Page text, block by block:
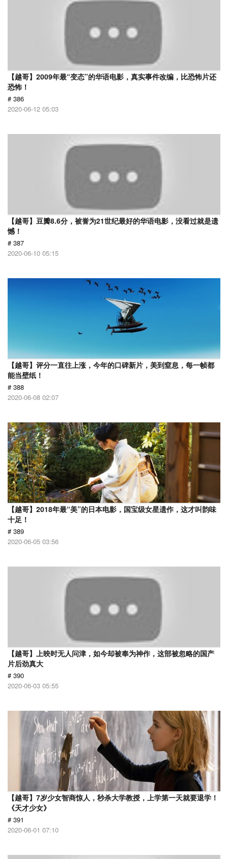
【越哥】2009年最“变态”的华语电影，真实事件改编，比恐怖片还
恐怖！
# 386
2020-06-12 05:03
【越哥】豆瓣8.6分，被誉为21世纪最好的华语电影，没看过就是遗
憾！
# 387
2020-06-10 05:15
【越哥】评分一直往上涨，今年的口碑新片，美到窒息，每一帧都
能当壁纸！
# 388
2020-06-08 02:07
【越哥】2018年最“美”的日本电影，国宝级女星遗作，这才叫韵味
十足！
# 389
2020-06-05 03:56
【越哥】上映时无人问津，如今却被奉为神作，这部被忽略的国产
片后劲真大
# 390
2020-06-03 05:55
【越哥】7岁少女智商惊人，秒杀大学教授，上学第一天就要退学！
《天才少女》
# 391
2020-06-01 07:10